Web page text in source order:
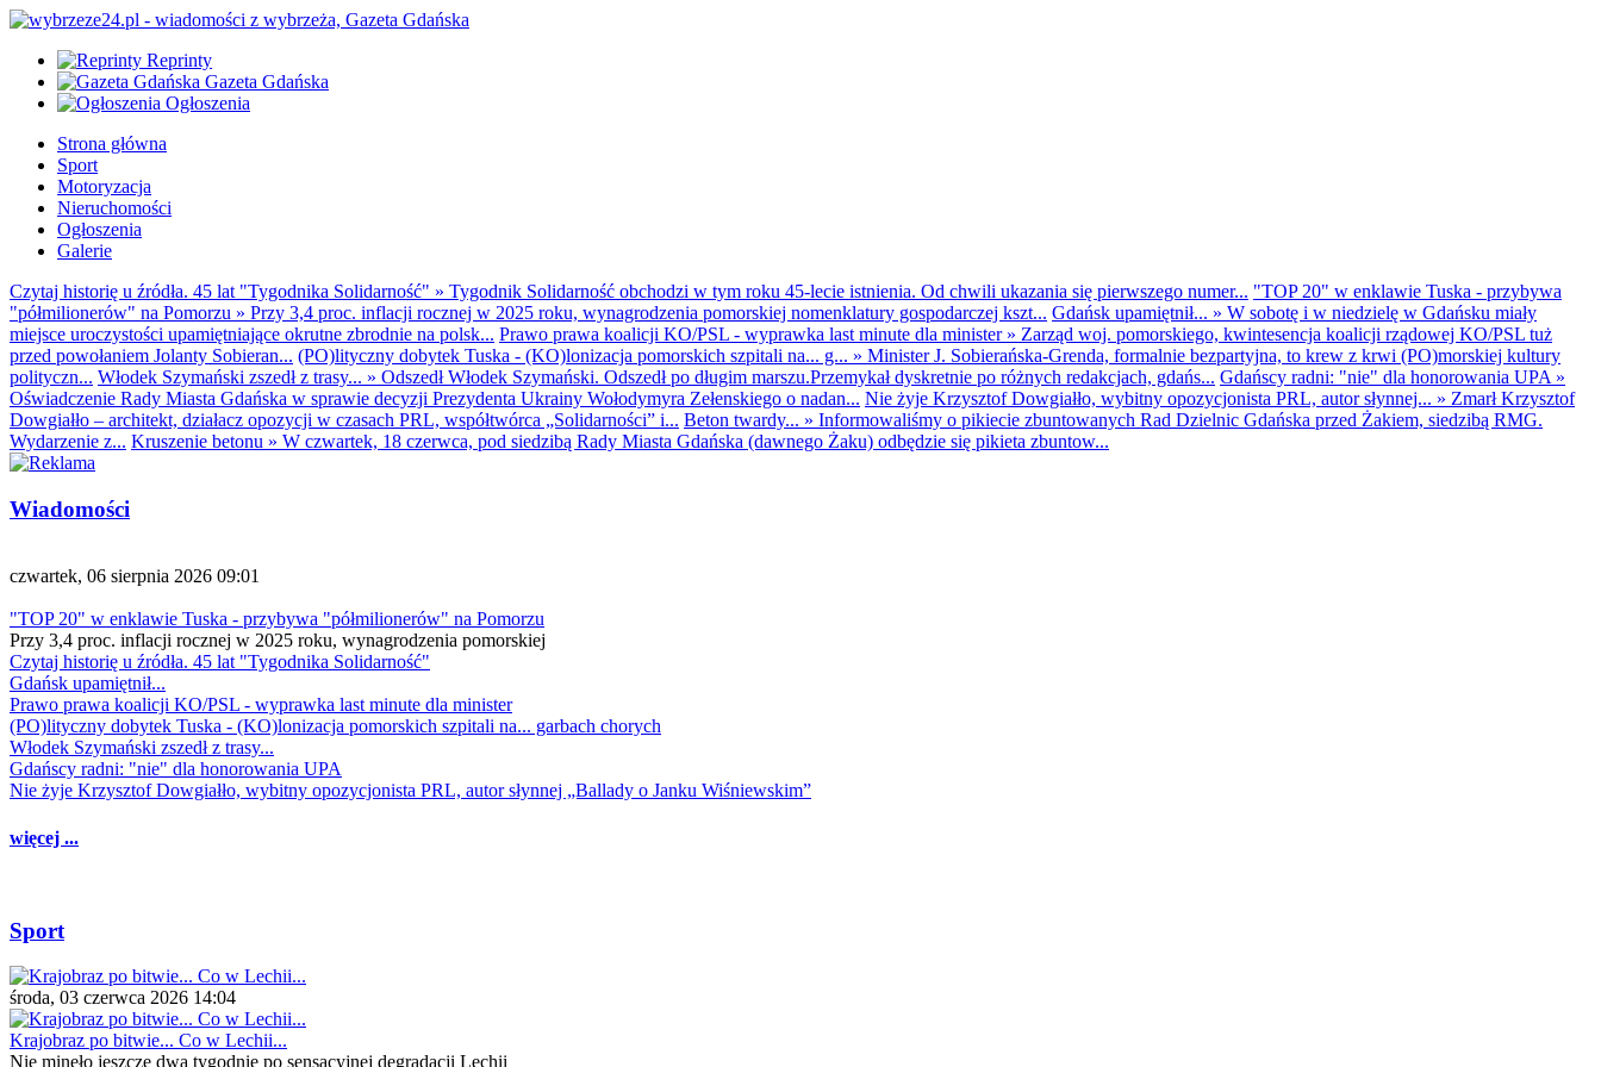
Reprinty
Gazeta Gdańska
Ogłoszenia
Strona główna
Sport
Motoryzacja
Nieruchomości
Ogłoszenia
Galerie
Czytaj historię u źródła. 45 lat "Tygodnika Solidarność" » Tygodnik Solidarność obchodzi w tym roku 45-lecie istnienia. Od chwili ukazania się pierwszego numer... "TOP 20" w enklawie Tuska - przybywa
"półmilionerów" na Pomorzu » Przy 3,4 proc. inflacji rocznej w 2025 roku, wynagrodzenia pomorskiej nomenklatury gospodarczej kszt... Gdańsk upamiętnił... » W sobotę i w niedzielę w Gdańsku miały
miejsce uroczystości upamiętniające okrutne zbrodnie na polsk... Prawo prawa koalicji KO/PSL - wyprawka last minute dla minister» Zarząd woj. pomorskiego, kwintesencja koalicji rządowej KO/PSL tuż
przed powołaniem Jolanty Sobieran... (PO)lityczny dobytek Tuska - (KO)lonizacja pomorskich szpitali na... g... » Minister J. Sobierańska-Grenda, formalnie bezpartyjna, to krew z krwi (PO)morskiej kultury
polityczn... Włodek Szymański zszedł z trasy... » Odszedł Włodek Szymański. Odszedł po długim marszu.Przemykał dyskretnie po różnych redakcjach, gdańs... Gdańscy radni: "nie" dla honorowania UPA »
Oświadczenie Rady Miasta Gdańska w sprawie decyzji Prezydenta Ukrainy Wołodymyra Zełenskiego o nadan... Nie żyje Krzysztof Dowgiałło, wybitny opozycjonista PRL, autor słynnej... » Zmarł Krzysztof
Dowgiałło – architekt, działacz opozycji w czasach PRL, współtwórca „Solidarności” i... Beton twardy... » Informowaliśmy o pikiecie zbuntowanych Rad Dzielnic Gdańska przed Żakiem, siedzibą RMG.
Wydarzenie z... Kruszenie betonu » W czwartek, 18 czerwca, pod siedzibą Rady Miasta Gdańska (dawnego Żaku) odbędzie się pikieta zbuntow...
Wiadomości
czwartek, 06 sierpnia 2026 09:01
"TOP 20" w enklawie Tuska - przybywa "półmilionerów" na Pomorzu
Przy 3,4 proc. inflacji rocznej w 2025 roku, wynagrodzenia pomorskiej
Czytaj historię u źródła. 45 lat "Tygodnika Solidarność"
Gdańsk upamiętnił...
Prawo prawa koalicji KO/PSL - wyprawka last minute dla minister
(PO)lityczny dobytek Tuska - (KO)lonizacja pomorskich szpitali na... garbach chorych
Włodek Szymański zszedł z trasy...
Gdańscy radni: "nie" dla honorowania UPA
Nie żyje Krzysztof Dowgiałło, wybitny opozycjonista PRL, autor słynnej „Ballady o Janku Wiśniewskim”
więcej ...
Sport
środa, 03 czerwca 2026 14:04
Krajobraz po bitwie... Co w Lechii...
Nie minęło jeszcze dwa tygodnie po sensacyjnej degradacji Lechii